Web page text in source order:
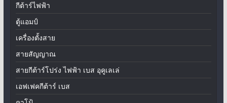
กีต้าร์ไฟฟ้า
ตู้แอมป์
เครื่องตั้งสาย
สายสัญญาณ
สายกีต้าร์โปร่ง ไฟฟ้า เบส อุคูเลเล่
เอฟเฟคกีต้าร์ เบส